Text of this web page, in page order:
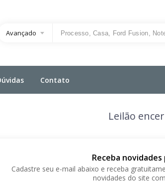
Avançado
Contato
Leilão
Receba
Cadastre seu e-mail abaixo e receba
novidades do site